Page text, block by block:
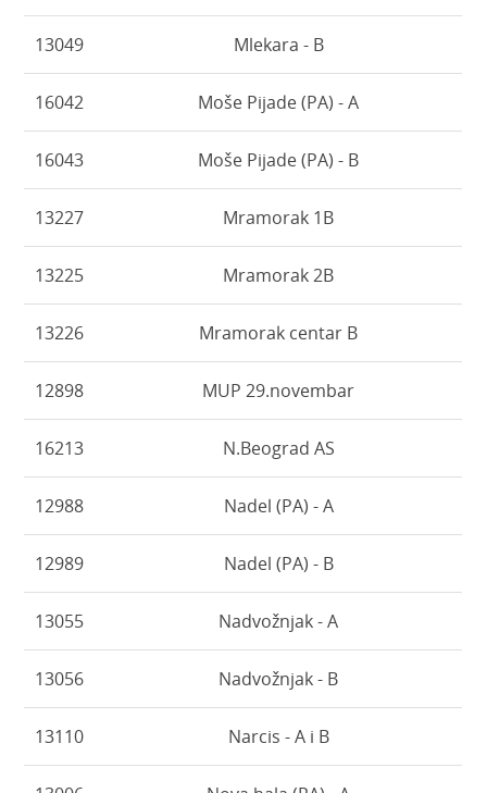
13049 Mlekara - B
16042 Moše Pijade (PA) - A
16043 Moše Pijade (PA) - B
13227 Mramorak 1B
13225 Mramorak 2B
13226 Mramorak centar B
12898 MUP 29.novembar
16213 N.Beograd AS
12988 Nadel (PA) - A
12989 Nadel (PA) - B
13055 Nadvožnjak - A
13056 Nadvožnjak - B
13110 Narcis - A i B